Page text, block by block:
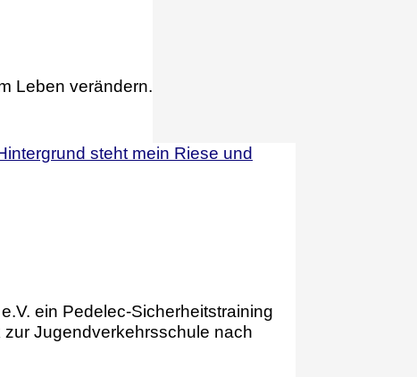
Leben verändern.
ein Pedelec-Sicherheitstraining
Jugendverkehrsschule nach